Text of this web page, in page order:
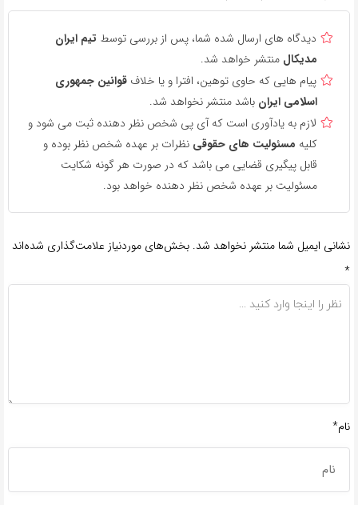
دیدگاه های ارسال شده شما، پس از بررسی توسط تیم ایران
مدیکال منتشر خواهد شد.
پیام هایی که حاوی توهین، افترا و یا خلاف قوانین جمهوری
اسلامی ایران باشد منتشر نخواهد شد.
لازم به یادآوری است که آی پی شخص نظر دهنده ثبت می شود و
کلیه مسئولیت های حقوقی نظرات بر عهده شخص نظر بوده و
قابل پیگیری قضایی می باشد که در صورت هر گونه شکایت
مسئولیت بر عهده شخص نظر دهنده خواهد بود.
نشانی ایمیل شما منتشر نخواهد شد. بخش‌های موردنیاز علامت‌گذاری شده‌اند
*
نام*